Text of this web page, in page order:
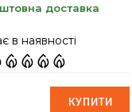
доставка
в наявності
КУПИТИ
КУПИТИ